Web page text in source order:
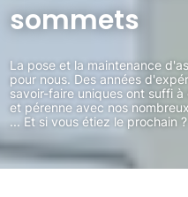
sommets
La pose et la maintenance
pour nous. Des années
savoir-faire uniques ont suffi
et pérenne avec nos
... Et si vous étiez le prochain ?